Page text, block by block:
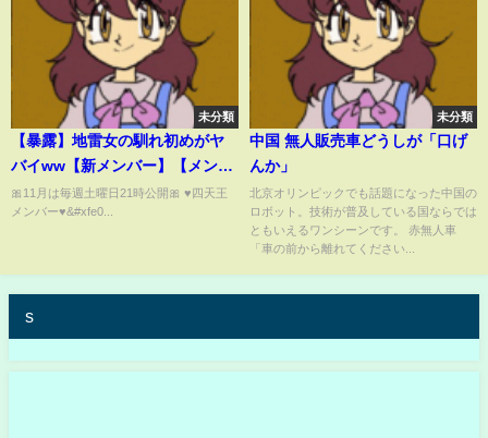
の“狙い”
未分類
【暴露】地雷女の馴れ初めがヤ
バイww【新メンバー】【メンヘ
ラ】
🎀11月は毎週土曜日21時公開🎀 ♥️四天王
メンバー♥&#xfe0...
未分類
中国 無人販売車どうしが「口げ
んか」
北京オリンピックでも話題になった中国の
ロボット。技術が普及している国ならでは
ともいえるワンシーンです。 赤無人車
「車の前から離れてください...
s